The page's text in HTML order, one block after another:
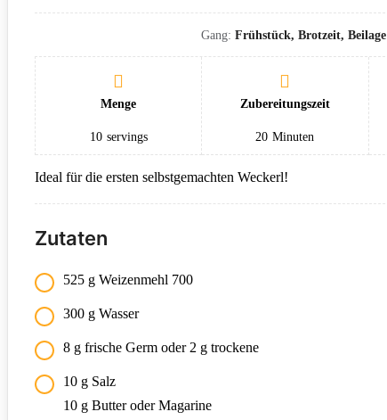
Gang: Frühstück, Brotzeit, Beilage
Menge
10 servings
Zubereitungszeit
20 Minuten
Ideal für die ersten selbstgemachten Weckerl!
Zutaten
525 g Weizenmehl 700
300 g Wasser
8 g frische Germ oder 2 g trockene
10 g Salz
10 g Butter oder Magarine